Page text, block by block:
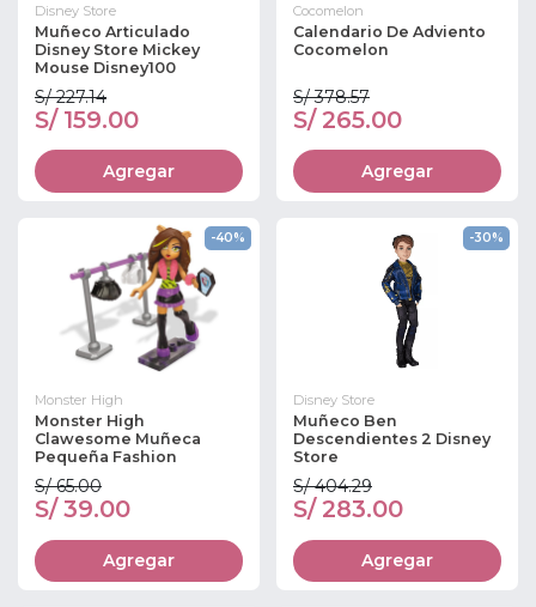
Disney Store
Muñeco Articulado
Disney Store Mickey
Mouse Disney100
S/ 227.14
S/ 159.00
Agregar
Cocomelon
Calendario De Adviento
Cocomelon
S/ 378.57
S/ 265.00
Agregar
-40%
Monster High
Monster High
Clawesome Muñeca
Pequeña Fashion
S/ 65.00
S/ 39.00
Agregar
-30%
Disney Store
Muñeco Ben
Descendientes 2 Disney
Store
S/ 404.29
S/ 283.00
Agregar